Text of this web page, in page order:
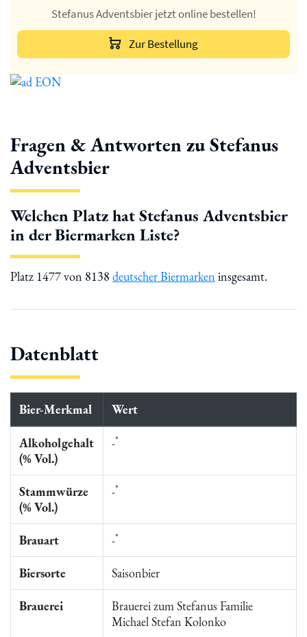
Stefanus Adventsbier jetzt online bestellen!
Zur Bestellung
Fragen & Antworten zu Stefanus
Adventsbier
Welchen Platz hat Stefanus Adventsbier
in der Biermarken Liste?
Platz 1477 von 8138 deutscher Biermarken insgesamt.
Datenblatt
Bier-Merkmal Wert
Alkoholgehalt
(% Vol.)
-*
Stammwürze
(% Vol.)
-*
Brauart -*
Biersorte Saisonbier
Brauerei
Brauerei zum Stefanus Familie
Michael Stefan Kolonko